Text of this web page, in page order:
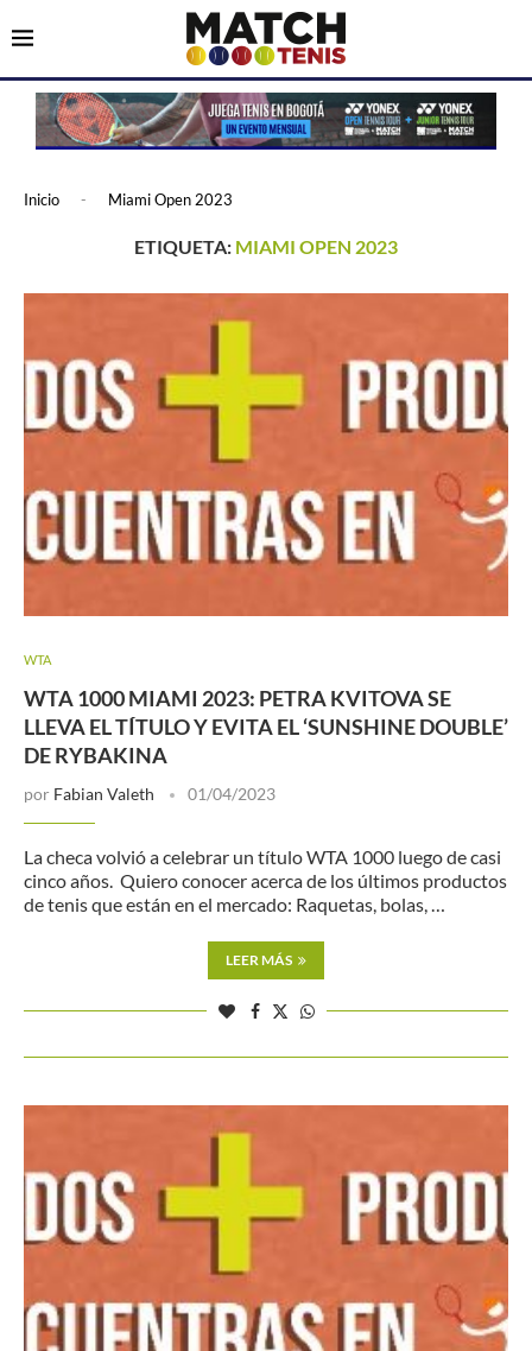
Inicio - Miami Open 2023
ETIQUETA: MIAMI OPEN 2023
WTA
WTA 1000 MIAMI 2023: PETRA KVITOVA SE
LLEVA EL TÍTULO Y EVITA EL ‘SUNSHINE DOUBLE’
DE RYBAKINA
por Fabian Valeth 01/04/2023
La checa volvió a celebrar un título WTA 1000 luego de casi
cinco años. Quiero conocer acerca de los últimos productos
de tenis que están en el mercado: Raquetas, bolas, …
LEER MÁS